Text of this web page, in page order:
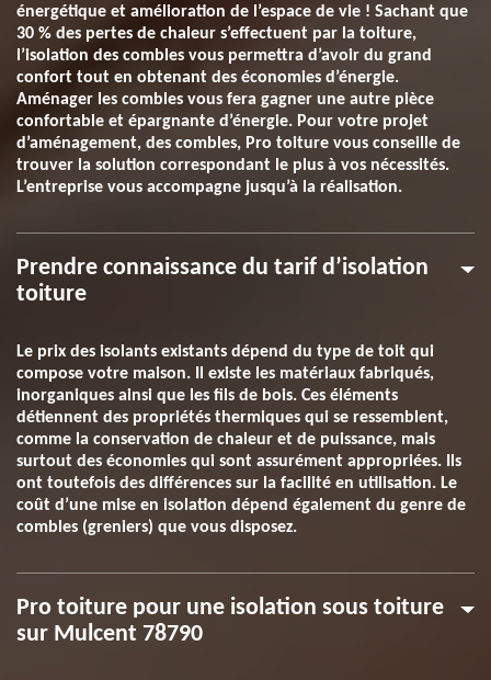
énergétique et amélioration de l’espace de vie ! Sachant que
30 % des pertes de chaleur s’effectuent par la toiture,
l’isolation des combles vous permettra d’avoir du grand
confort tout en obtenant des économies d’énergie.
Aménager les combles vous fera gagner une autre pièce
confortable et épargnante d’énergie. Pour votre projet
d’aménagement, des combles, Pro toiture vous conseille de
trouver la solution correspondant le plus à vos nécessités.
L’entreprise vous accompagne jusqu’à la réalisation.
Prendre connaissance du tarif d’isolation
toiture
Le prix des isolants existants dépend du type de toit qui
compose votre maison. Il existe les matériaux fabriqués,
inorganiques ainsi que les fils de bois. Ces éléments
détiennent des propriétés thermiques qui se ressemblent,
comme la conservation de chaleur et de puissance, mais
surtout des économies qui sont assurément appropriées. Ils
ont toutefois des différences sur la facilité en utilisation. Le
coût d’une mise en isolation dépend également du genre de
combles (greniers) que vous disposez.
Pro toiture pour une isolation sous toiture
sur Mulcent 78790